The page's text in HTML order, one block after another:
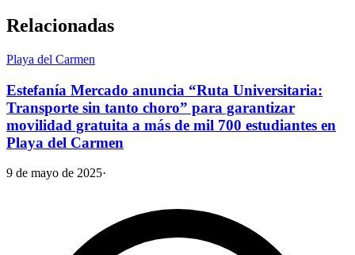
Relacionadas
Playa del Carmen
Estefanía Mercado anuncia “Ruta Universitaria:
Transporte sin tanto choro” para garantizar
movilidad gratuita a más de mil 700 estudiantes en
Playa del Carmen
9 de mayo de 2025·